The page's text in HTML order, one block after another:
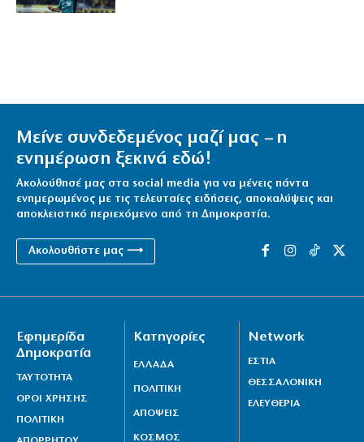
Μείνε συνδεδεμένος μαζί μας – η
ενημέρωση ξεκινά εδώ!
Ακολούθησέ μας στα social media για να μένεις πάντα
ενημερωμένος με τις τελευταίες ειδήσεις, αποκαλύψεις και
αποκλειστικό περιεχόμενο από τη Δημοκρατία.
Ακολουθήστε μας ⟶
Εφημερίδα
Δημοκρατία
ΤΑΥΤΟΤΗΤΑ
ΟΡΟΙ ΧΡΗΣΗΣ
ΠΟΛΙΤΙΚΗ
Κατηγορίες
ΕΛΛΑΔΑ
ΠΟΛΙΤΙΚΗ
ΑΠΟΨΕΙΣ
ΚΟΣΜΟΣ
Network
ΕΣΤΙΑ
ΘΕΣΣΑΛΟΝΙΚΗ
ΕΛΕΥΘΕΡΙΑ